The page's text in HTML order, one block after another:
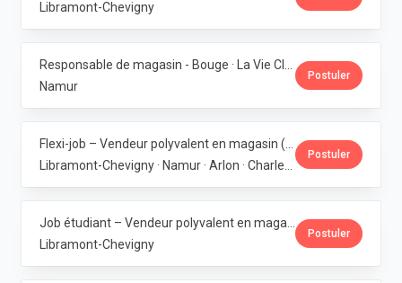
Libramont-Chevigny
Namur
Postuler
Postuler
Libramont-Chevigny
Postuler